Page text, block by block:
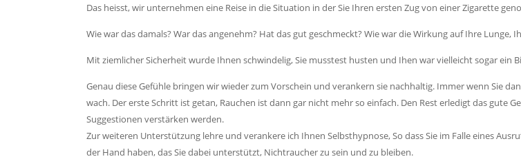
Das heisst, wir unternehmen eine Reise in die Situation in der Sie Ihren ersten Zug von einer Zigarette
Wie war das damals? War das angenehm? Hat das gut geschmeckt? Wie war die Wirkung auf Ihre Lunge,
Mit ziemlicher Sicherheit wurde Ihnen schwindelig, Sie musstest husten und Ihen war vielleicht sogar ein
Genau diese Gefühle bringen wir wieder zum Vorschein und verankern sie nachhaltig. Immer wenn Sie
wach. Der erste Schritt ist getan, Rauchen ist dann gar nicht mehr so einfach. Den Rest erledigt das gute
Suggestionen verstärken werden.
Zur weiteren Unterstützung lehre und verankere ich Ihnen Selbsthypnose, So dass Sie im Falle eines
der Hand haben, das Sie dabei unterstützt, Nichtraucher zu sein und zu bleiben.